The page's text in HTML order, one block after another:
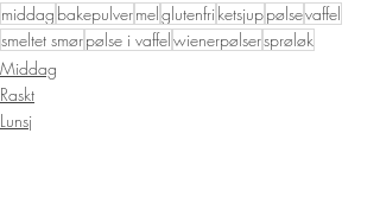
middag bakepulvermelglutenfri ketsjuppølsevaffel
smeltet smørpølse i vaffelwienerpølsersprøløk
Middag
Raskt
Lunsj